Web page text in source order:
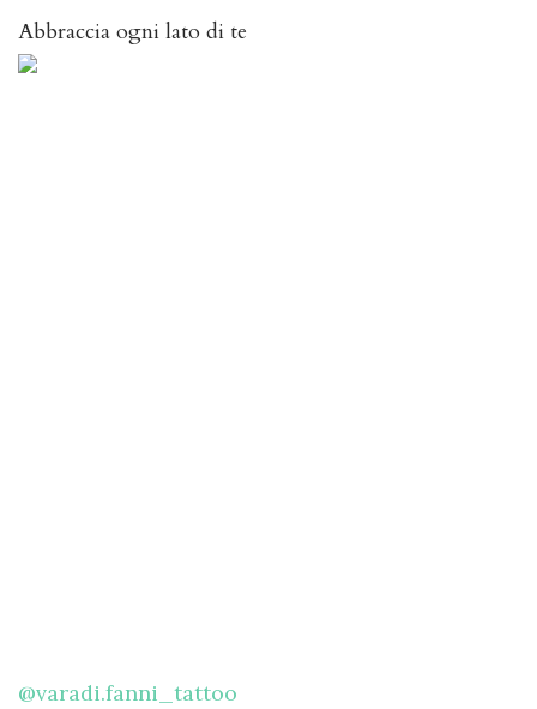
Abbraccia ogni lato di te
@varadi.fanni_tattoo